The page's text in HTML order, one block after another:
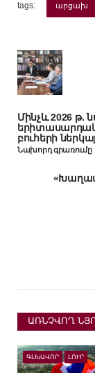
tags: արցախ
Մինչև 2026 թ.
բուհերի
Նախորդ գրառումը
ԱՌՆՉՎՈՂ
ԳԼԽԱՎՈՐ ԼՈՒՐ